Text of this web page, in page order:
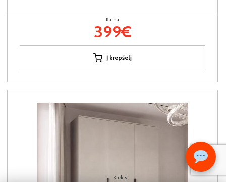
Kiekis:
Kaina:
399€
Į krepšelį